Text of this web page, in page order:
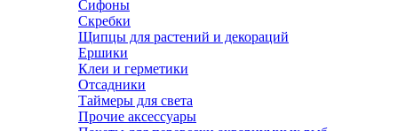
Сифоны
Скребки
Щипцы для растений и декораций
Ершики
Клеи и герметики
Отсадники
Таймеры для света
Прочие аксессуары